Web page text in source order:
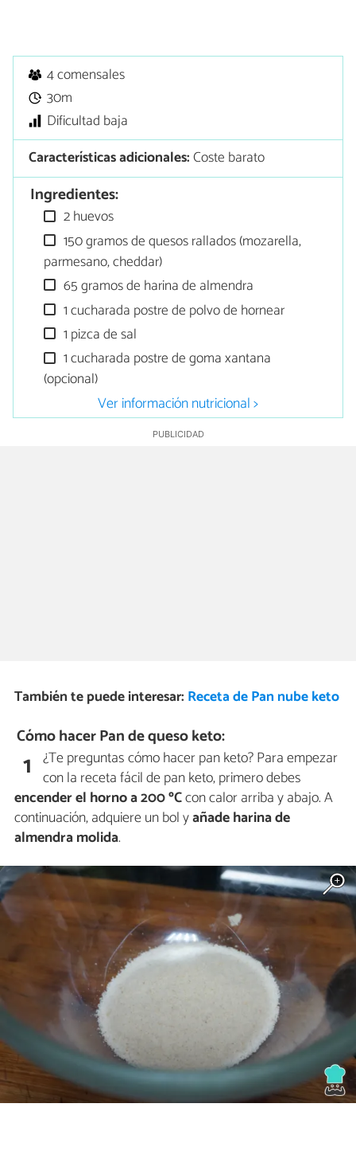
4 comensales
30m
Dificultad baja
Características adicionales:Coste barato
Ingredientes:
2 huevos
150 gramos de quesos rallados (mozarella,
parmesano, cheddar)
65 gramos de harina de almendra
1 cucharada postre de polvo de hornear
1 pizca de sal
1 cucharada postre de goma xantana
(opcional)
Ver información nutricional >
También te puede interesar: Receta de Pan nube keto
Cómo hacer Pan de queso keto:
1 ¿Te preguntas cómo hacer pan keto? Para empezar
con la receta fácil de pan keto, primero debes
encender el horno a 200 ºCcon calor arriba y abajo. A
continuación, adquiere un bol yañade harina de
almendra molida.